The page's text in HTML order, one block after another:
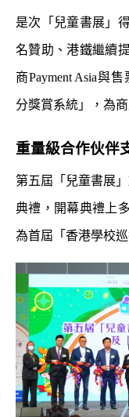
是次「兒童書展」
名贊助、港鐵繼續
商Payment Asia與
分獎賞系統」，為
重量級合作伙伴
第五屆「兒童書展
典禮，開幕典禮上
為首屆「香港學校